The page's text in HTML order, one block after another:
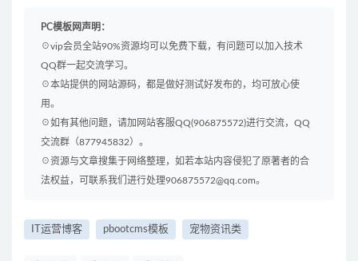
PC模板网声明：
☉vip会员全站90%资源均可以免费下载，有问题可以加入技术
QQ群一起交流学习。
☉本站提供的网站源码，都是做好测试好发布的，均可放心使
用。
☉如有其他问题，请加网站客服QQ(906875572)进行交流，QQ
交流群（877945832）。
☉资源与文章搜集于网络整理，如若本站内容侵犯了原著者的合
法权益，可联系我们进行处理906875572@qq.com。
IT运营博客 pbootcms模板 宠物资讯类